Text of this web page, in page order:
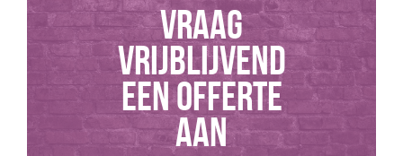
Vraag
vrijblijvend
een offerte
aan